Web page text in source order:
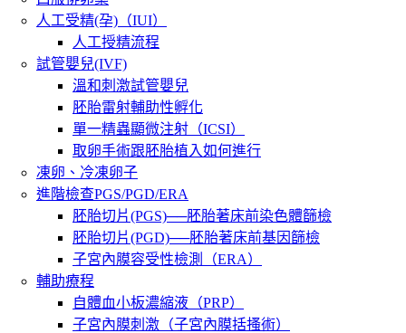
人工受精(孕)（IUI）
人工授精流程
試管嬰兒(IVF)
溫和刺激試管嬰兒
胚胎雷射輔助性孵化
單一精蟲顯微注射（ICSI）
取卵手術跟胚胎植入如何進行
凍卵、冷凍卵子
進階檢查PGS/PGD/ERA
胚胎切片(PGS)──胚胎著床前染色體篩檢
胚胎切片(PGD)──胚胎著床前基因篩檢
子宮內膜容受性檢測（ERA）
輔助療程
自體血小板濃縮液（PRP）
子宮內膜刺激（子宮內膜括搔術）